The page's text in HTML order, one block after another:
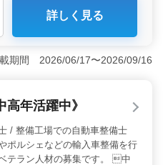
自動車整備経験を活か
ルシューティングまで幅広
りがいもひとしお。 ＜働
です。 ＜手厚い福利厚生
詳しく見る
期間 2026/06/17〜2026/09/16
年活躍中》
自動車整備士 / 整備工場での自動車整備士
ポルシェなどの輸入車整備を行
テラン人材の募集です。 中